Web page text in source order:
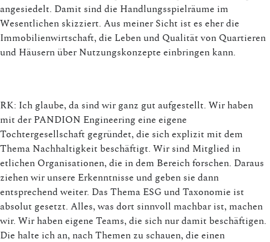
angesiedelt. Damit sind die Handlungsspielräume im
Wesentlichen skizziert. Aus meiner Sicht ist es eher die
Immobilienwirtschaft, die Leben und Qualität von Quartieren
und Häusern über Nutzungskonzepte einbringen kann.
RK: Ich glaube, da sind wir ganz gut aufgestellt. Wir haben
mit der PANDION Engineering eine eigene
Tochtergesellschaft gegründet, die sich explizit mit dem
Thema Nachhaltigkeit beschäftigt. Wir sind Mitglied in
etlichen Organisationen, die in dem Bereich forschen. Daraus
ziehen wir unsere Erkenntnisse und geben sie dann
entsprechend weiter. Das Thema ESG und Taxonomie ist
absolut gesetzt. Alles, was dort sinnvoll machbar ist, machen
wir. Wir haben eigene Teams, die sich nur damit beschäftigen.
Die halte ich an, nach Themen zu schauen, die einen